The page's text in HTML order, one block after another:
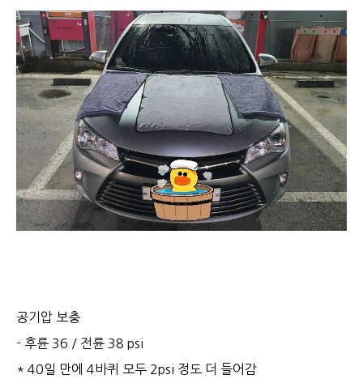
공기압 보충
- 후륜 36 / 전륜 38 psi
* 40일 만에 4바퀴 모두 2psi 정도 더 들어감